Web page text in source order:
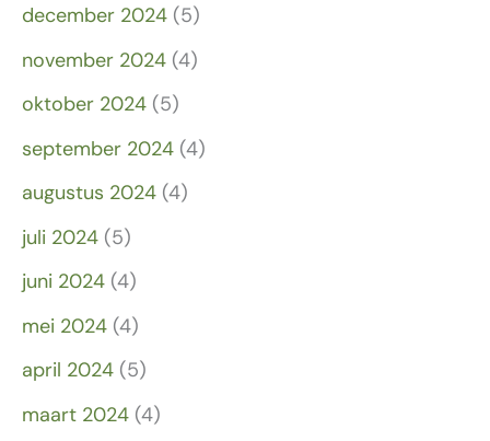
december 2024 (5)
november 2024 (4)
oktober 2024 (5)
september 2024 (4)
augustus 2024 (4)
juli 2024 (5)
juni 2024 (4)
mei 2024 (4)
april 2024 (5)
maart 2024 (4)